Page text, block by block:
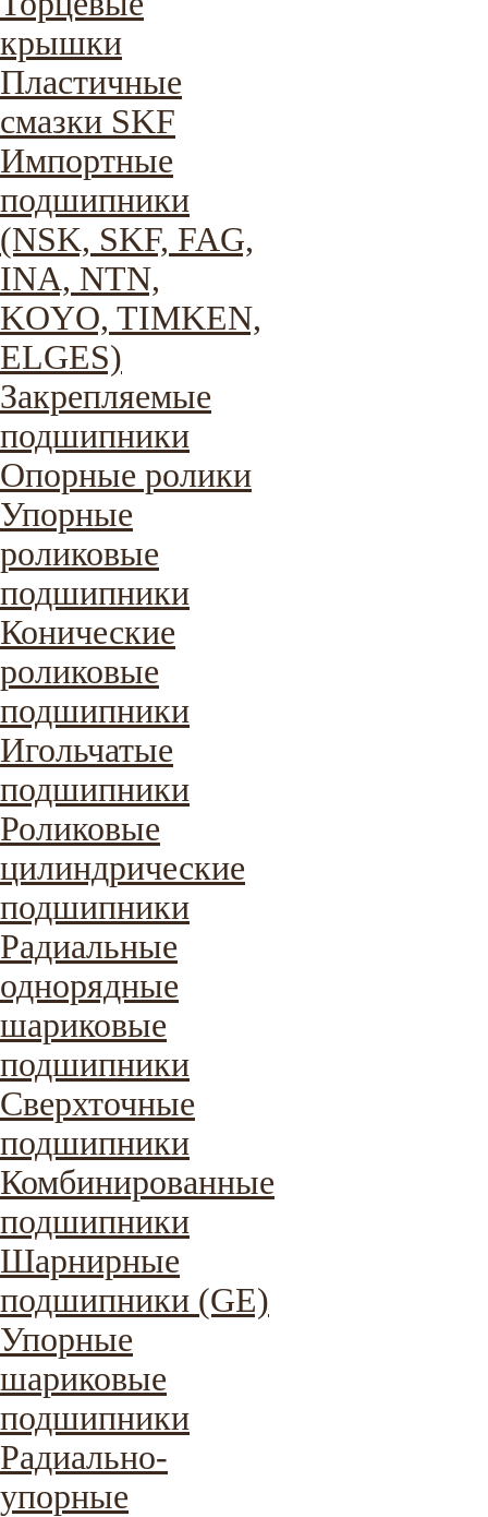
крышки
Пластичные
смазки SKF
Импортные
подшипники
(NSK, SKF, FAG,
INA, NTN,
KOYO, TIMKEN,
ELGES)
Закрепляемые
подшипники
Опорные ролики
Упорные
роликовые
подшипники
Конические
роликовые
подшипники
Игольчатые
подшипники
Роликовые
цилиндрические
подшипники
Радиальные
однорядные
шариковые
подшипники
Сверхточные
подшипники
Комбинированные
подшипники
Шарнирные
подшипники (GE)
Упорные
шариковые
подшипники
Радиально-
упорные